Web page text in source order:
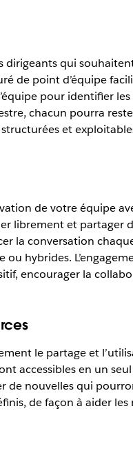
dirigeants qui
de point d’équipe
pour identifier
chacun pourra
et
de votre équipe
librement et partager
la conversation
hybrides.
encourager la
le partage et
accessibles en un
de nouvelles qui
de façon à aider